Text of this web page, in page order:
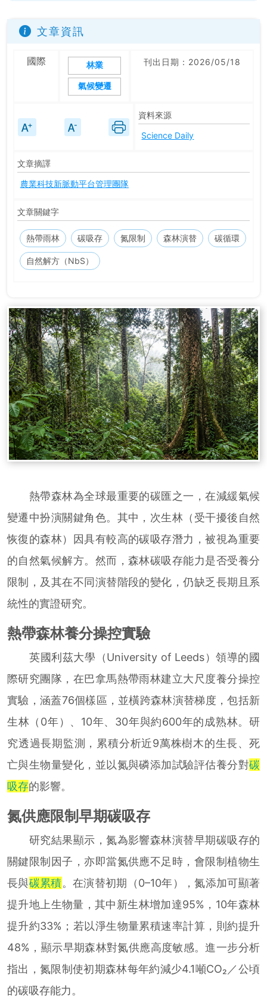
文章資訊
國際 林業
氣候變遷
刊出日期：2026/05/18
資料來源
Science Daily
文章摘譯
農業科技新脈動平台管理團隊
文章關鍵字
熱帶雨林 碳吸存 氮限制 森林演替 碳循環
自然解方（NbS）
熱帶森林為全球最重要的碳匯之一，在減緩氣候
變遷中扮演關鍵角色。其中，次生林（受干擾後自然
恢復的森林）因具有較高的碳吸存潛力，被視為重要
的自然氣候解方。然而，森林碳吸存能力是否受養分
限制，及其在不同演替階段的變化，仍缺乏長期且系
統性的實證研究。
熱帶森林養分操控實驗
英國利茲大學（University of Leeds）領導的國
際研究團隊，在巴拿馬熱帶雨林建立大尺度養分操控
實驗，涵蓋76個樣區，並橫跨森林演替梯度，包括新
生林（0年）、10年、30年與約600年的成熟林。研
究透過長期監測，累積分析近9萬株樹木的生長、死
亡與生物量變化，並以氮與磷添加試驗評估養分對碳
吸存的影響。
氮供應限制早期碳吸存
研究結果顯示，氮為影響森林演替早期碳吸存的
關鍵限制因子，亦即當氮供應不足時，會限制植物生
長與碳累積。在演替初期（0–10年），氮添加可顯著
提升地上生物量，其中新生林增加達95%，10年森林
提升約33%；若以淨生物量累積速率計算，則約提升
48%，顯示早期森林對氮供應高度敏感。進一步分析
指出，氮限制使初期森林每年約減少4.1噸CO₂／公頃
的碳吸存能力。